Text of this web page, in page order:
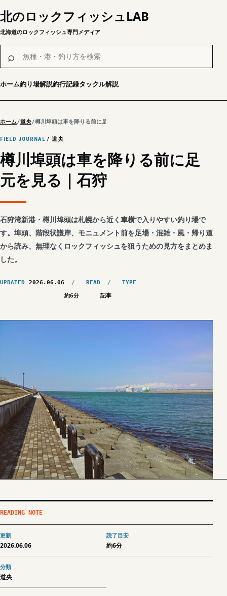
北のロックフィッシュLAB
北海道のロックフィッシュ専門メディア
魚種・港・釣り方を検索
⌕
ホーム釣り場解説釣行記録タックル解説
ホーム 道央 樽川埠頭は車を降りる前に足元を見る｜石狩
FIELD JOURNAL / 道央
樽川埠頭は車を降りる前に足
元を見る｜石狩
石狩湾新港・樽川埠頭は札幌から近く車横で入りやすい釣り場で
す。埠頭、階段状護岸、モニュメント前を足場・混雑・風・帰り道
から読み、無理なくロックフィッシュを狙うための見方をまとめま
した。
UPDATED 2026.06.06
READ
約6分
TYPE
記事
READING NOTE
更新
2026.06.06
読了目安
約6分
分類
道央